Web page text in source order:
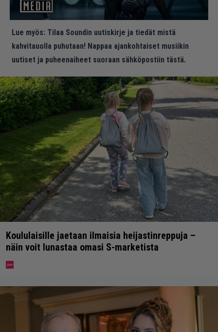
Lue myös: Tilaa Soundin uutiskirje ja tiedät mistä
kahvitauolla puhutaan! Nappaa ajankohtaiset musiikin
uutiset ja puheenaiheet suoraan sähköpostiin tästä.
Koululaisille jaetaan ilmaisia heijastinreppuja –
näin voit lunastaa omasi S-marketista